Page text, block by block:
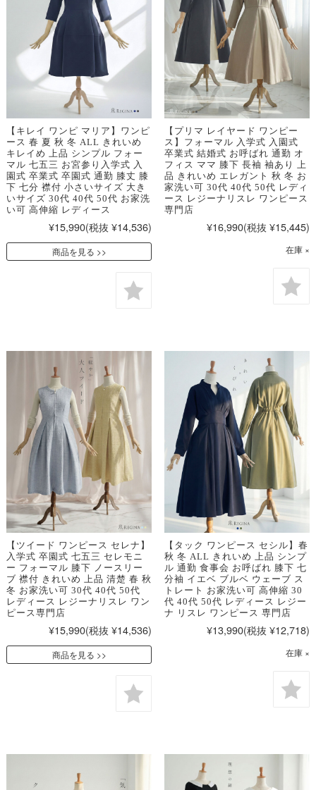
【キレイ ワンピ マリア】ワンピ
ース 春 夏 秋 冬 ALL きれいめ
キレイめ 上品 シンプル フォー
マル 七五三 お宮参り入学式 入
園式 卒業式 卒園式 通勤 膝丈 膝
下 七分 襟付 小さいサイズ 大き
いサイズ 30代 40代 50代 お家洗
い可 高伸縮 レディース
¥15,990(税抜 ¥14,536)
商品を見る
【プリマ レイヤード ワンピー
ス】フォーマル 入学式 入園式
卒業式 結婚式 お呼ばれ 通勤 オ
フィス ママ 膝下 長袖 袖あり 上
品 きれいめ エレガント 秋 冬 お
家洗い可 30代 40代 50代 レディ
ース レジーナリスレ ワンピース
専門店
¥16,990(税抜 ¥15,445)
在庫 ×
【ツイード ワンピース セレナ】
入学式 卒園式 七五三 セレモニ
ー フォーマル 膝下 ノースリー
ブ 襟付 きれいめ 上品 清楚 春 秋
冬 お家洗い可 30代 40代 50代
レディース レジーナリスレ ワン
ピース専門店
¥15,990(税抜 ¥14,536)
商品を見る
【タック ワンピース セシル】春
秋 冬 ALL きれいめ 上品 シンプ
ル 通勤 食事会 お呼ばれ 膝下 七
分袖 イエベ ブルベ ウェーブ ス
トレート お家洗い可 高伸縮 30
代 40代 50代 レディース レジー
ナ リスレ ワンピース 専門店
¥13,990(税抜 ¥12,718)
在庫 ×